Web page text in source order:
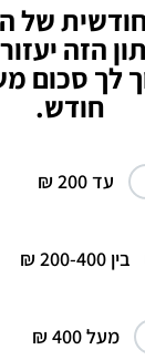
של
הזה
לך סכום
חודש.
עד 200 ₪
בין 200-400 ₪
מעל 400 ₪